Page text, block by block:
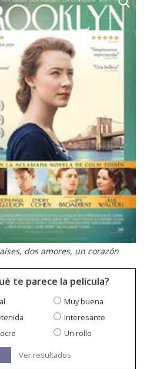
dos amores, un corazón
te parece la película?
Muy buena
Interesante
Un rollo
Ver resultados